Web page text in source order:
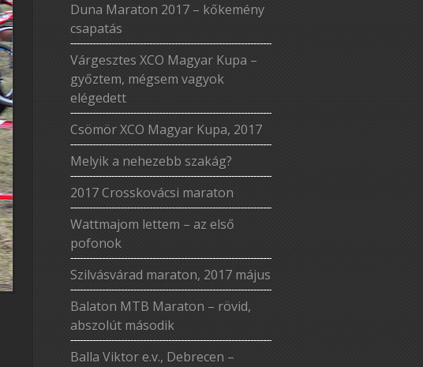
Duna Maraton 2017 – kőkemény
csapatás
Várgesztes XCO Magyar Kupa –
győztem, mégsem vagyok
elégedett
Csömör XCO Magyar Kupa, 2017
Melyik a nehezebb szakág?
2017 Crosskovácsi maraton
Wattmajom lettem – az első
pofonok
Szilvásvárad maraton, 2017 május
Balaton MTB Maraton – rövid,
abszolút második
Balla Viktor e.v., Debrecen –